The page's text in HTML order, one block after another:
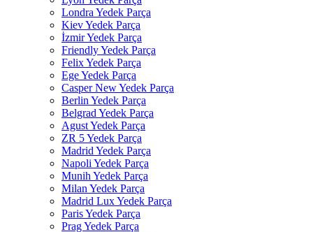
Londra Yedek Parça
Kiev Yedek Parça
İzmir Yedek Parça
Friendly Yedek Parça
Felix Yedek Parça
Ege Yedek Parça
Casper New Yedek Parça
Berlin Yedek Parça
Belgrad Yedek Parça
Agust Yedek Parça
ZR 5 Yedek Parça
Madrid Yedek Parça
Napoli Yedek Parça
Munih Yedek Parça
Milan Yedek Parça
Madrid Lux Yedek Parça
Paris Yedek Parça
Prag Yedek Parça